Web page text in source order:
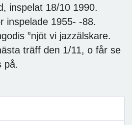
inspelat 18/10 1990.
inspelade 1955- -88.
”njöt vi jazzälskare.
träff den 1/11, o får se
på.